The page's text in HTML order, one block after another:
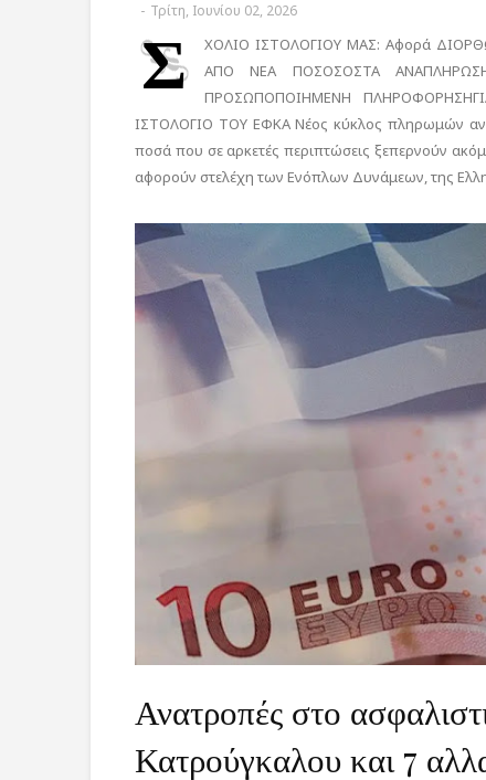
- Τρίτη, Ιουνίου 02, 2026
Σ
ΧΟΛΙΟ ΙΣΤΟΛΟΓΙΟΥ ΜΑΣ: Αφορά
ΑΠΟ ΝΕΑ ΠΟΣΟΣΟΣΤΑ
ΠΡΟΣΩΠΟΠΟΙΗΜΕΝΗ
ΙΣΤΟΛΟΓΙΟ ΤΟΥ ΕΦΚΑ Νέος κύκλος πληρωμών
ποσά που σε αρκετές περιπτώσεις ξεπερνούν
αφορούν στελέχη των Ενόπλων Δυνάμεων, της
Ανατροπές στο
Κατρούγκαλου και 7